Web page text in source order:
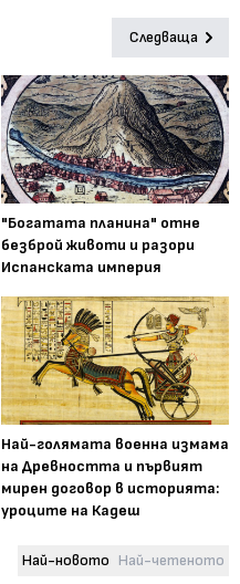
Следваща
"Богатата планина" отне
безброй животи и разори
Испанската империя
Най-голямата военна измама
на Древността и първият
мирен договор в историята:
уроците на Кадеш
Най-новото Най-четеното